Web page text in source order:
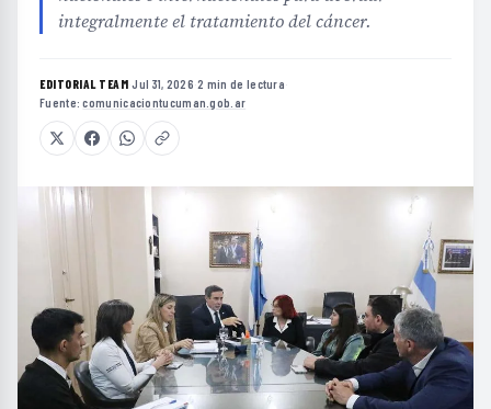
integralmente el tratamiento del cáncer.
EDITORIAL TEAM·Jul 31, 2026·2 min de lectura·
Fuente:comunicaciontucuman.gob.ar